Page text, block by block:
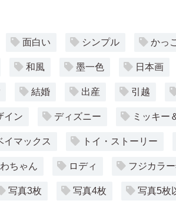
面白い シンプル かっ
和風 墨一色 日本画
結婚 出産 引越
イン ディズニー ミッキー
イマックス トイ・ストーリー
ちゃん ロディ フジカラ
写真3枚 写真4枚 写真5枚